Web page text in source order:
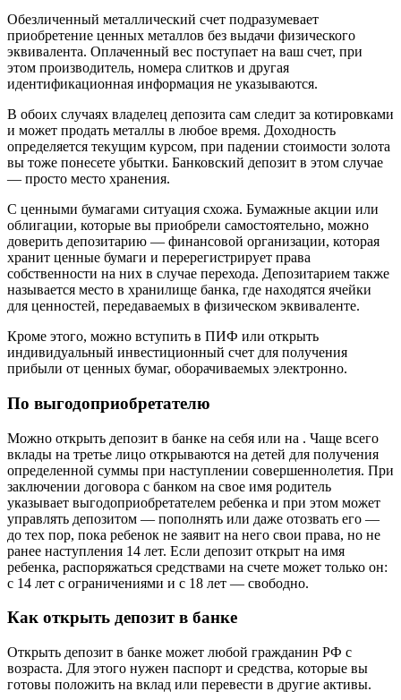
Обезличенный металлический счет подразумевает
приобретение ценных металлов без выдачи физического
эквивалента. Оплаченный вес поступает на ваш счет, при
этом производитель, номера слитков и другая
идентификационная информация не указываются.
В обоих случаях владелец депозита сам следит за котировками
и может продать металлы в любое время. Доходность
определяется текущим курсом, при падении стоимости золота
вы тоже понесете убытки. Банковский депозит в этом случае
— просто место хранения.
С ценными бумагами ситуация схожа. Бумажные акции или
облигации, которые вы приобрели самостоятельно, можно
доверить депозитарию — финансовой организации, которая
хранит ценные бумаги и перерегистрирует права
собственности на них в случае перехода. Депозитарием также
называется место в хранилище банка, где находятся ячейки
для ценностей, передаваемых в физическом эквиваленте.
Кроме этого, можно вступить в ПИФ или открыть
индивидуальный инвестиционный счет для получения
прибыли от ценных бумаг, оборачиваемых электронно.
По выгодоприобретателю
Можно открыть депозит в банке на себя или на . Чаще всего
вклады на третье лицо открываются на детей для получения
определенной суммы при наступлении совершеннолетия. При
заключении договора с банком на свое имя родитель
указывает выгодоприобретателем ребенка и при этом может
управлять депозитом — пополнять или даже отозвать его —
до тех пор, пока ребенок не заявит на него свои права, но не
ранее наступления 14 лет. Если депозит открыт на имя
ребенка, распоряжаться средствами на счете может только он:
с 14 лет с ограничениями и с 18 лет — свободно.
Как открыть депозит в банке
Открыть депозит в банке может любой гражданин РФ с
возраста. Для этого нужен паспорт и средства, которые вы
готовы положить на вклад или перевести в другие активы.